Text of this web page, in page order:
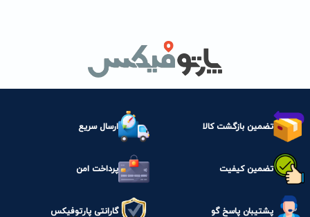
تضمین بازگشت کالا ارسال سریع
تضمین کیفیت پرداخت امن
پشتیبان پاسخ گو گارانتی پارتوفیکس